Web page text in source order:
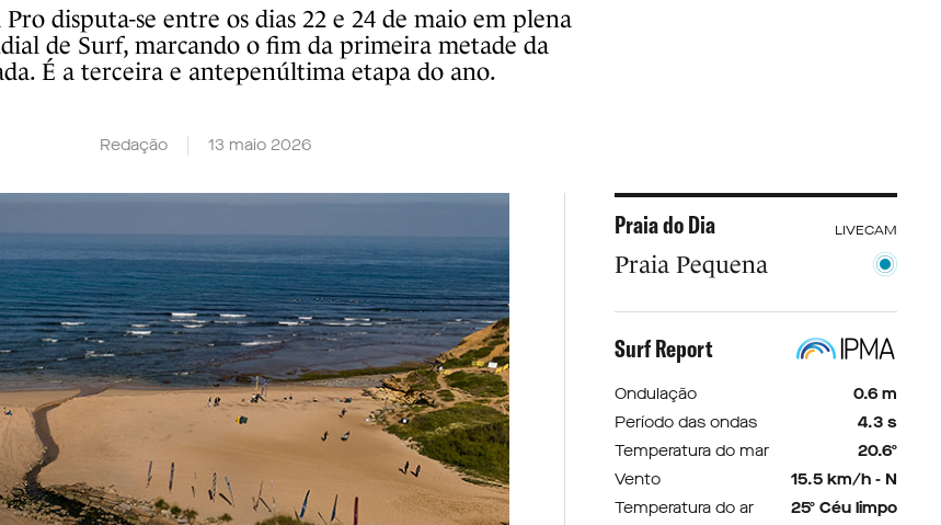
disputa-se entre os dias 22 e 24 de maio em plena
de Surf, marcando o fim da primeira metade da
É a terceira e antepenúltima etapa do ano.
Redação 13 maio 2026
Praia do Dia LIVECAM
Praia Pequena
Surf Report
Ondulação
0.6 m
Período das ondas
4.3 s
Temperatura do mar
20.6º
Vento
15.5 km/h - N
Temperatura do ar
25º Céu limpo